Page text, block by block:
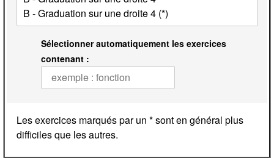
Sélectionner automatiquement les exercices
contenant :
Les exercices marqués par un * sont en général plus
difficiles que les autres.